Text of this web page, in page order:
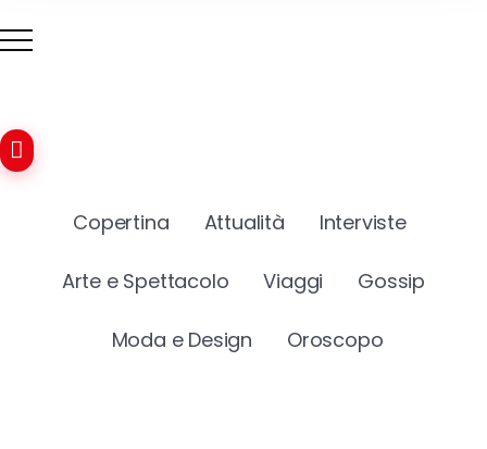
Copertina Attualità Interviste
Arte e Spettacolo Viaggi Gossip
Moda e Design Oroscopo